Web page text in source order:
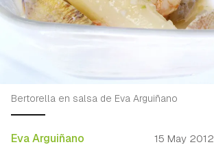
Eva Arguiñano 15 May 2012
Bertorella en salsa de Eva Arguiñano